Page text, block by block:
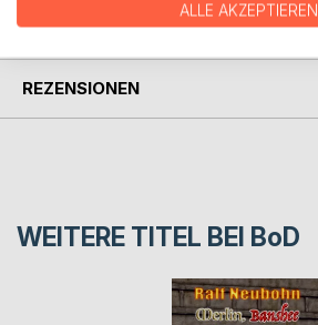
PRESSESTIMMEN
REZENSIONEN
WEITERE TITEL BEI BoD
ALLE AKZEPTIEREN